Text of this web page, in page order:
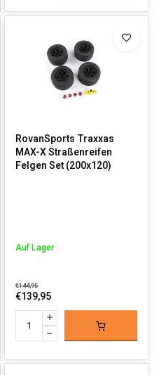
RovanSports Traxxas
MAX-X Straßenreifen
Felgen Set (200x120)
Auf Lager
€144,95
€139,95